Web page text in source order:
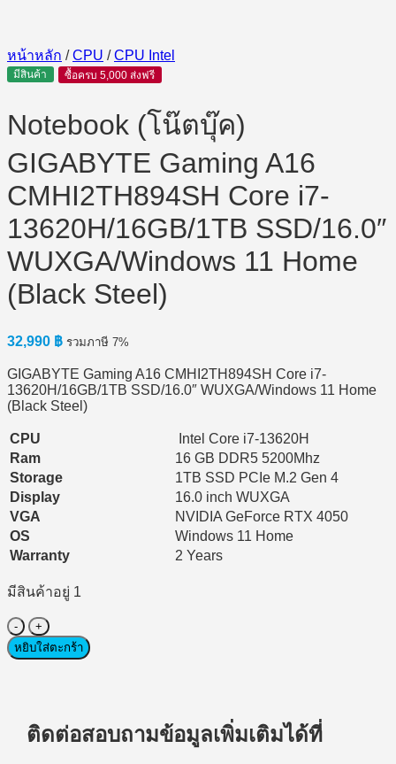
หน้าหลัก / CPU / CPU Intel
มีสินค้า ซื้อครบ 5,000 ส่งฟรี
Notebook (โน๊ตบุ๊ค)
GIGABYTE Gaming A16
CMHI2TH894SH Core i7-
13620H/16GB/1TB SSD/16.0″
WUXGA/Windows 11 Home
(Black Steel)
32,990 ฿ รวมภาษี 7%
GIGABYTE Gaming A16 CMHI2TH894SH Core i7-
13620H/16GB/1TB SSD/16.0″ WUXGA/Windows 11 Home
(Black Steel)
CPU
Intel Core i7-13620H
Ram
16 GB DDR5 5200Mhz
Storage
1TB SSD PCIe M.2 Gen 4
Display
16.0 inch WUXGA
VGA
NVIDIA GeForce RTX 4050
OS
Windows 11 Home
Warranty
2 Years
มีสินค้าอยู่ 1
จำนวน
Notebook
Gaming
A16
หยิบใส่ตะกร้า
ติดต่อสอบถามข้อมูลเพิ่มเติมได้ที่